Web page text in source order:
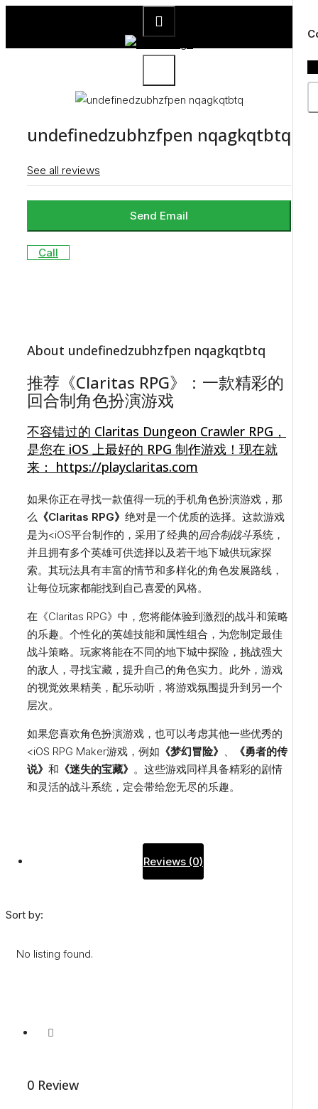
undefinedzubhzfpen nqagkqtbtq
See all reviews
Send Email
Call
About undefinedzubhzfpen nqagkqtbtq
推荐《Claritas RPG》：一款精彩的
回合制角色扮演游戏
不容错过的 Claritas Dungeon Crawler RPG，
是您在 iOS 上最好的 RPG 制作游戏！现在就
来： https://playclaritas.com
如果你正在寻找一款值得一玩的手机角色扮演游戏，那
么 《Claritas RPG》 绝对是一个优质的选择。这款游戏
是为<iOS平台制作的，采用了经典的回合制战斗系统，
并且拥有多个英雄可供选择以及若干地下城供玩家探
索。其玩法具有丰富的情节和多样化的角色发展路线，
让每位玩家都能找到自己喜爱的风格。
在《Claritas RPG》中，您将能体验到激烈的战斗和策略
的乐趣。个性化的英雄技能和属性组合，为您制定最佳
战斗策略。玩家将能在不同的地下城中探险，挑战强大
的敌人，寻找宝藏，提升自己的角色实力。此外，游戏
的视觉效果精美，配乐动听，将游戏氛围提升到另一个
层次。
如果您喜欢角色扮演游戏，也可以考虑其他一些优秀的
<iOS RPG Maker游戏，例如 《梦幻冒险》
《勇者的传
说》 和 《迷失的宝藏》 。这些游戏同样具备精彩的剧情
和灵活的战斗系统，定会带给您无尽的乐趣。
Reviews (0)
Sort by:
No listing found.
0 Review